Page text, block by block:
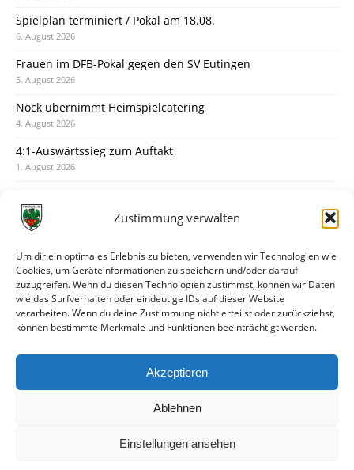
Zustimmung verwalten
Um dir ein optimales Erlebnis zu bieten, verwenden wir Technologien wie
Cookies, um Geräteinformationen zu speichern und/oder darauf
zuzugreifen. Wenn du diesen Technologien zustimmst, können wir Daten
wie das Surfverhalten oder eindeutige IDs auf dieser Website
verarbeiten. Wenn du deine Zustimmung nicht erteilst oder zurückziehst,
können bestimmte Merkmale und Funktionen beeinträchtigt werden.
Akzeptieren
Ablehnen
Einstellungen ansehen
Spielplan terminiert / Pokal am 18.08.
6. August 2026
Frauen im DFB-Pokal gegen den SV Eutingen
5. August 2026
Nock übernimmt Heimspielcatering
4. August 2026
4:1-Auswärtssieg zum Auftakt
1. August 2026
31. Juli 2026
30. Juli 2026
Deine Spielminute: 89+1
28. Juli 2026
Neuer Rückensponsor
Neue Podcast-Folge: So tickt Björn!
27. Juli 2026